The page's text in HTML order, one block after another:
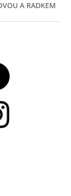
A RADKEM